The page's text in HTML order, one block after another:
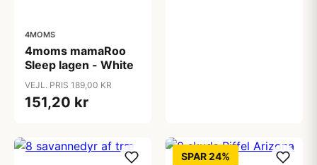
4MOMS
4moms mamaRoo
Sleep lagen - White
VEJL. PRIS 189,00 KR
151,20 kr
SPAR 24%